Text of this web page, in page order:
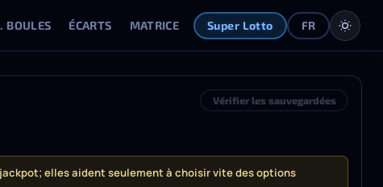
BOULES ÉCARTS MATRICE DÉVIATIONS GÉNÉRATEUR
Super Lotto FR
Vérifier les sauvegardées
elles aident seulement à choisir vite des options